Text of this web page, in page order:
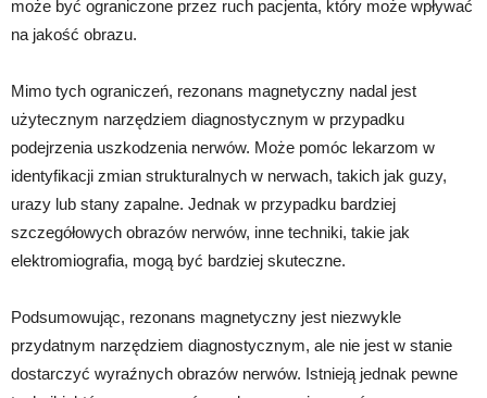
może być ograniczone przez ruch pacjenta, który może wpływać
na jakość obrazu.
Mimo tych ograniczeń, rezonans magnetyczny nadal jest
użytecznym narzędziem diagnostycznym w przypadku
podejrzenia uszkodzenia nerwów. Może pomóc lekarzom w
identyfikacji zmian strukturalnych w nerwach, takich jak guzy,
urazy lub stany zapalne. Jednak w przypadku bardziej
szczegółowych obrazów nerwów, inne techniki, takie jak
elektromiografia, mogą być bardziej skuteczne.
Podsumowując, rezonans magnetyczny jest niezwykle
przydatnym narzędziem diagnostycznym, ale nie jest w stanie
dostarczyć wyraźnych obrazów nerwów. Istnieją jednak pewne